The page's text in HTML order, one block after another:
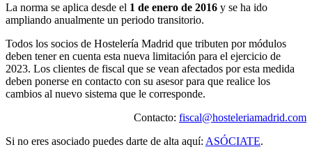
La norma se aplica desde el 1 de enero de 2016 y se ha ido
ampliando anualmente un periodo transitorio.
Todos los socios de Hostelería Madrid que tributen por módulos
deben tener en cuenta esta nueva limitación para el ejercicio de
2023. Los clientes de fiscal que se vean afectados por esta medida
deben ponerse en contacto con su asesor para que realice los
cambios al nuevo sistema que le corresponde.
Contacto: fiscal@hosteleriamadrid.com
Si no eres asociado puedes darte de alta aquí: ASÓCIATE.